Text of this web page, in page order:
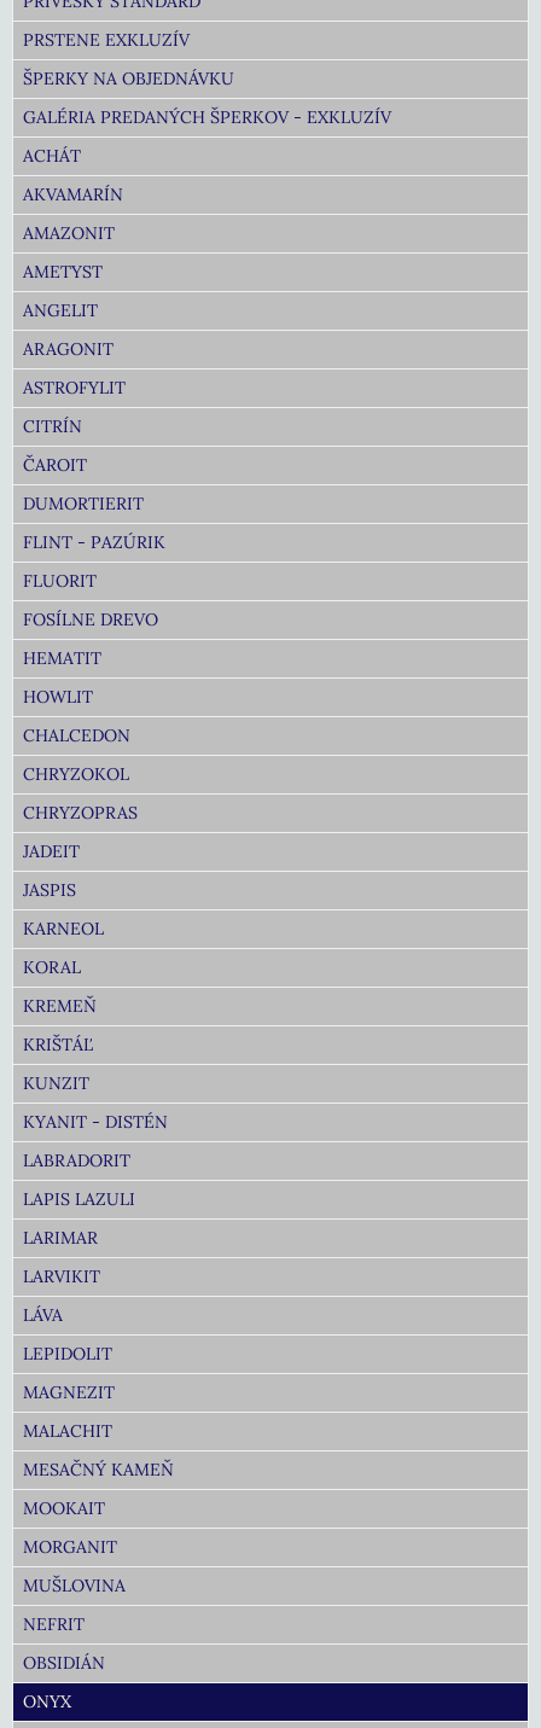
PRSTENE EXKLUZÍV
ŠPERKY NA OBJEDNÁVKU
GALÉRIA PREDANÝCH ŠPERKOV - EXKLUZÍV
ACHÁT
AKVAMARÍN
AMAZONIT
AMETYST
ANGELIT
ARAGONIT
ASTROFYLIT
CITRÍN
ČAROIT
DUMORTIERIT
FLINT - PAZÚRIK
FLUORIT
FOSÍLNE DREVO
HEMATIT
HOWLIT
CHALCEDON
CHRYZOKOL
CHRYZOPRAS
JADEIT
JASPIS
KARNEOL
KORAL
KREMEŇ
KRIŠTÁĽ
KUNZIT
KYANIT - DISTÉN
LABRADORIT
LAPIS LAZULI
LARIMAR
LARVIKIT
LÁVA
LEPIDOLIT
MAGNEZIT
MALACHIT
MESAČNÝ KAMEŇ
MOOKAIT
MORGANIT
MUŠLOVINA
NEFRIT
OBSIDIÁN
ONYX